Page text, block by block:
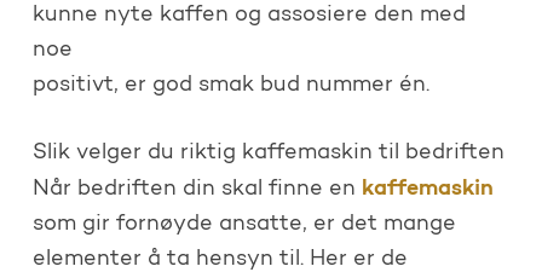
kunne nyte kaffen og assosiere den med
noe
positivt, er god smak bud nummer én.
Slik velger du riktig kaffemaskin til bedriften
Når bedriften din skal finne en kaffemaskin
som gir fornøyde ansatte, er det mange
elementer å ta hensyn til. Her er de